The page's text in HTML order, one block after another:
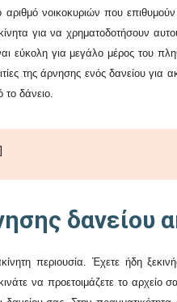
νοικοκυριών που
για να χρηματοδοτήσουν
εύκολη για μεγάλο μέρος του
της άρνησης ενός δανείου για
το δάνειο.
δανείου
περιουσία. Έχετε ήδη
να προετοιμάζετε το